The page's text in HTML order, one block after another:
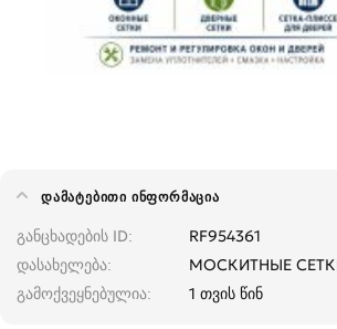
ᲓᲐᲛᲐᲢᲔᲑᲘᲗᲘ ᲘᲜᲤᲝᲠᲛᲐᲪᲘᲐ
განცხადების ID
RF954361
დასახელება
МОСКИТНЫЕ
გამოქვეყნებულია
1 თვის წინ